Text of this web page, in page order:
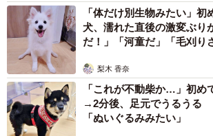
さて、日本酒の原材料は何かご存じだ
米、こうじ、水。そこに岡山の強みがあ
いえば、西日本は「山田錦」、東日本は
ジャーだが、共通の先祖「雄町」は岡山
ろ、現在の岡山市中区雄町の農家が鳥取
た帰りに見つけ、栽培したのが始まりと
べて大粒で、心白というでんぷん質の部
「体だけ別生物みたい」初
犬、濡れた直後の激変ぶ
だ！」「河童だ」「毛刈り
梨木 香奈
「これが不動柴か…」初め
→2分後、足元でうるうる
「ぬいぐるみみたい」